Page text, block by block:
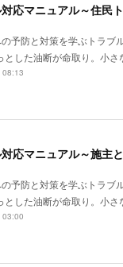
対応マニュアル～住民
の予防と対策を学ぶトラ
とした油断が命取り。小
対応マニュアル～施主
の予防と対策を学ぶトラ
とした油断が命取り。小